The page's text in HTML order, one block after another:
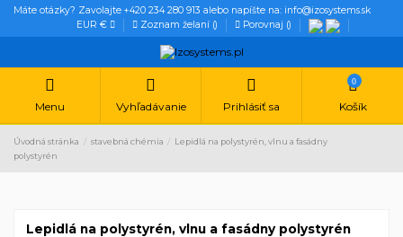
Máte otázky? Zavolajte +420 234 280 913 alebo napíšte na: info@izosystems.sk
EUR €
Zoznam želaní () Porovnaj ()
Menu Vyhľadávanie Prihlásiť sa
0
Košík
Úvodná stránka stavebná chémia
Lepidlá na polystyrén, vlnu a fasádny
polystyrén
Lepidlá na polystyrén, vlnu a fasádny polystyrén